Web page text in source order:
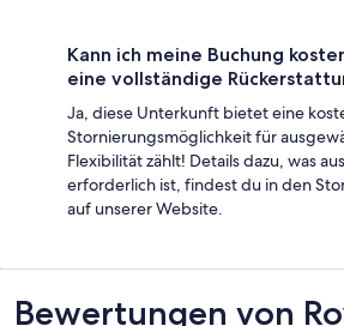
Kann ich meine Buchung
eine vollständige
Ja, diese Unterkunft bietet eine
Stornierungsmöglichkeit für
Flexibilität zählt! Details dazu, was
erforderlich ist, findest du in den
auf unserer Website.
Bewertungen
Bewertungen von